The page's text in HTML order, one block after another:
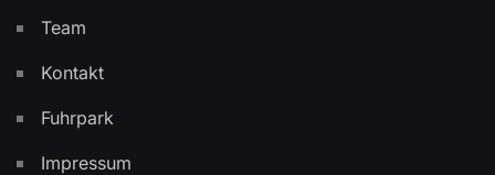
Team
Kontakt
Fuhrpark
Impressum